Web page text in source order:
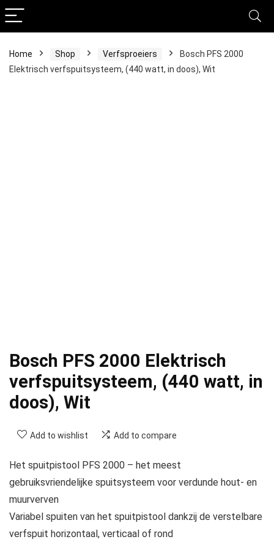
Home Shop Verfsproeiers
Bosch PFS 2000
Elektrisch verfspuitsysteem, (440 watt, in doos), Wit
Bosch PFS 2000 Elektrisch
verfspuitsysteem, (440 watt, in
doos), Wit
Add to wishlist Add to compare
Het spuitpistool PFS 2000 – het meest
gebruiksvriendelijke spuitsysteem voor verdunde hout- en
muurverven
Variabel spuiten van het spuitpistool dankzij de verstelbare
verfspuit horizontaal, verticaal of rond